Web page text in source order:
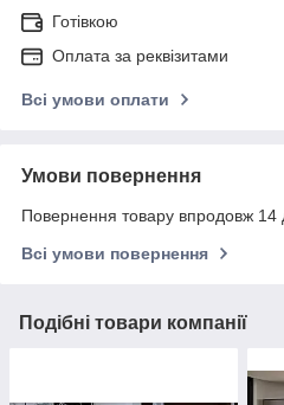
Готівкою
Оплата за реквізитами
Всі умови оплати
Умови повернення
Повернення товару впродовж 14
Всі умови повернення
Подібні товари компанії